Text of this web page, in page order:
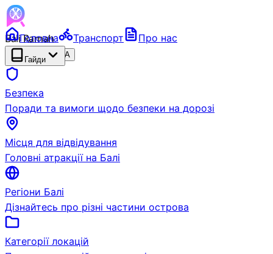
Bali Ramah
RENTAL БЕТА
Головна Транспорт Про нас
Гайди
Безпека
Поради та вимоги щодо безпеки на дорозі
Місця для відвідування
Головні атракції на Балі
Регіони Балі
Дізнайтесь про різні частини острова
Категорії локацій